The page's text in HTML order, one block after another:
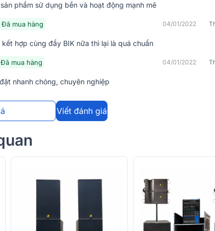
dụng 1 loabass 40cmkết hợp cùng 1 loa treble màng
vòng nhôm tản nhiệt giúp loa JBL CV1570 hoạt động
hạn chế được hiện tượng méo tiếng.
thể đạt tối đa lên đến 1400W nên có thể đáp ứng nhu
phẩm sử dụng bền và hoạt động mạnh mẽ
Đã mua hàng 04/01/2022
hợp cùng đẩy BIK nữa thì lại là quá chuẩn
Đã mua hàng 04/01/2022
nhanh chóng, chuyên nghiệp
Viết đánh giá